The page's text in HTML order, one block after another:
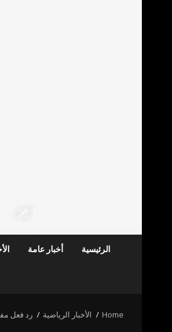
الرئيسية أخبار عامة
Home الأخبار الرياضية رد فعل